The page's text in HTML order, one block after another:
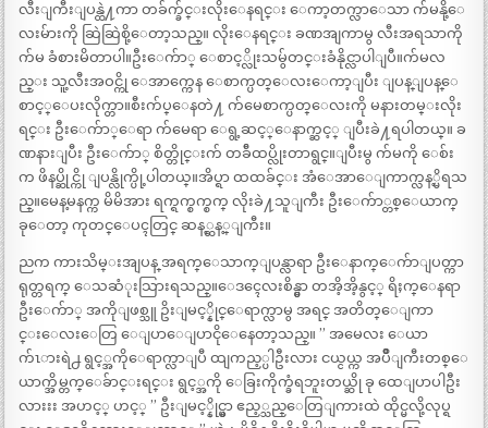
လီးျကီးျပန္ထဲ႔ကာ တခ်က္ခ်င္းလိုးေနရင္း ေကာ့တက္လာေသာ က်မနို့ေ
လးမ်ားကို ဆြဲဆြဲစို့ေတာ့သည္။ လိုးေနရင္း ခဏအျကာမွ လီးအရသာကို
က်မ ခံစားမိတာပါ။ဦးေက်ာ္ ေစာင့္လိုးသမ်ွတင္းခံနိုင္လာပါျပီ။က်မလ
ည္း သူ့လီးအဝင္ကို ေအာက္ကေန ေစာက္ပတ္ေလးေကာ့ျပီး ျပန္ျပန္ေ
စာင့္ေပးလိုက္တာ။စီးက်ပ္ေနတဲ႔ က်မေစာက္ပတ္ေလးကို မနားတမ္းလိုး
ရင္း ဦးေက်ာ္ေရာ က်မေရာ ေရွ့ဆင့္ေနာက္ဆင့္ ျပီးခဲ႔ရပါတယ္။ ခ
ဏနားျပီး ဦးေက်ာ္ စိတ္တိုင္းက် တခ်ီထပ္လိုးတာရွင္။ျပီးမွ က်မကို ေစ်း
က ဖိနပ္ဆိုင္ကို ျပန္လိုက္ပို့ပါတယ္။အိပ္ရာ ထထခ်င္း အံေအာေျကာက္လန့္မိရသ
ည္။မေန့မနက္က မိမိအား ရက္ရက္စက္စက္ လိုးခဲ႔သူျကီး ဦးေက်ာ္တစ္ေယာက္
ခုေတာ့ ကုတင္ေပၚတြင္ ဆန့္ဆန့္ျကီး။
ညက ကားသိမ္းအျပန္ အရက္ေသာက္ျပန္လာရာ ဦးေနာက္ေက်ာျပတ္ကာ
ရုတ္တရက္ ေသဆံုးသြားရသည္။ေဒၚေလးစိန္မွာ တအိ့အိ့နွင့္ ရိႈက္ေနရာ
ဦးေက်ာ္ အကိုျဖစ္သူ ဥိးျမင့္နိုင္ေရာက္လာမွ အရင္ အတိတ္ေျကာ
င္းေလးေတြ ေျပာေျပာငိုေနေတာ့သည္။ ” အမေလး ေယာ
က်ၤားရဲ႕ ရွင့္အကိုေရာက္လာျပီ ထျကည့္ပါဦးလား ငယ္ငယ္က အပ်ိဳျကီးတစ္ေ
ယာက္အိမ္တက္ေခ်ာင္းရင္း ရွင့္အကို ေခြးကိုက္ခံရဘူးတယ္ဆို ခု ထေျပာပါဦး
လားးး အဟင့္ ဟင့္ ” ဦးျမင့္နိုင္မွာ ဧည့္သည္ေတြျကားထဲ ထိုင္မလို့လုပ္ရ